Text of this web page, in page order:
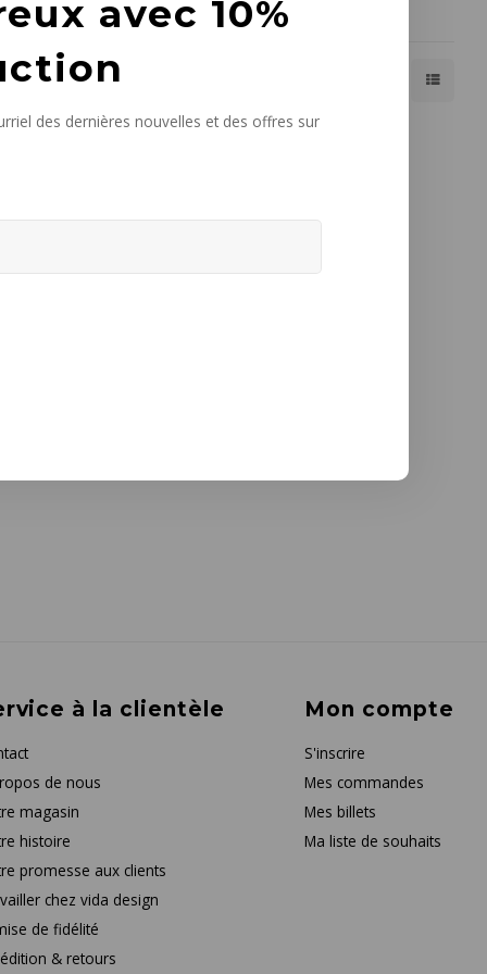
avec 10%
des dernières nouvelles et des offres sur
Affiche 1 - 1 de 1
à la clientèle
de nous
magasin
histoire
promesse aux clients
chez vida design
de fidélité
& retours
Mon compte
S'inscrire
Mes commandes
Mes billets
Ma liste de souhaits